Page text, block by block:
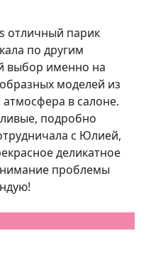
отличный парик
по другим
выбор именно на
моделей из
в салоне.
подробно
с Юлией,
деликатное
проблемы